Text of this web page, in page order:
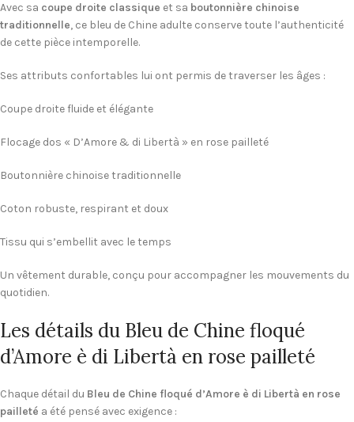
Avec sa coupe droite classique et sa boutonnière chinoise
traditionnelle, ce bleu de Chine adulte conserve toute l’authenticité
de cette pièce intemporelle.
Ses attributs confortables lui ont permis de traverser les âges :
Coupe droite fluide et élégante
Flocage dos « D’Amore & di Libertà » en rose pailleté
Boutonnière chinoise traditionnelle
Coton robuste, respirant et doux
Tissu qui s’embellit avec le temps
Un vêtement durable, conçu pour accompagner les mouvements du
quotidien.
Les détails du Bleu de Chine floqué
d’Amore è di Libertà en rose pailleté
Chaque détail du Bleu de Chine floqué d’Amore è di Libertà en rose
pailleté a été pensé avec exigence :